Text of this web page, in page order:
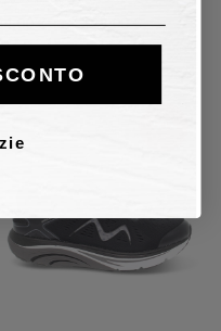
128,00 €
€50%